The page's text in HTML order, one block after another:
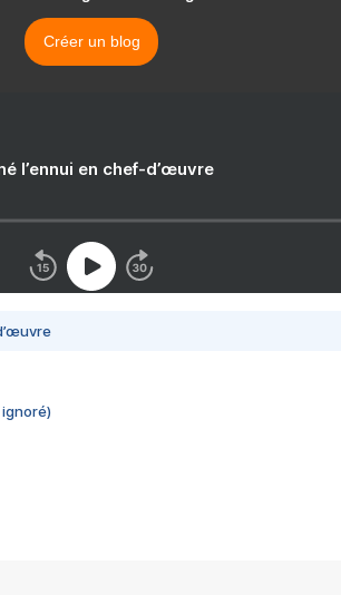
Créer un blog
l’ennui en chef-d’œuvre